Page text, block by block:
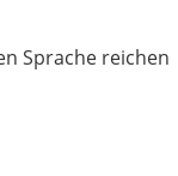
Sprache reichen